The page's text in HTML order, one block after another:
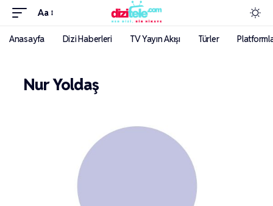
Aa
Anasayfa Dizi Haberleri TV Yayın Akışı Türler
Nur Yoldaş